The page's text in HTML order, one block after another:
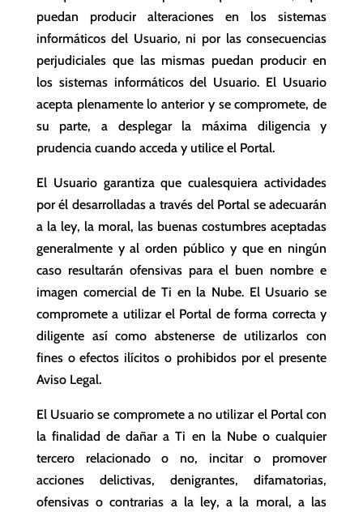
puedan producir alteraciones en los sistemas
informáticos del Usuario, ni por las consecuencias
perjudiciales que las mismas puedan producir en
los sistemas informáticos del Usuario. El Usuario
acepta plenamente lo anterior y se compromete, de
su parte, a desplegar la máxima diligencia y
prudencia cuando acceda y utilice el Portal.
El Usuario garantiza que cualesquiera actividades
por él desarrolladas a través del Portal se adecuarán
a la ley, la moral, las buenas costumbres aceptadas
generalmente y al orden público y que en ningún
caso resultarán ofensivas para el buen nombre e
imagen comercial de Ti en la Nube. El Usuario se
compromete a utilizar el Portal de forma correcta y
diligente así como abstenerse de utilizarlos con
fines o efectos ilícitos o prohibidos por el presente
Aviso Legal.
El Usuario se compromete a no utilizar el Portal con
la finalidad de dañar a Ti en la Nube o cualquier
tercero relacionado o no, incitar o promover
acciones delictivas, denigrantes, difamatorias,
ofensivas o contrarias a la ley, a la moral, a las